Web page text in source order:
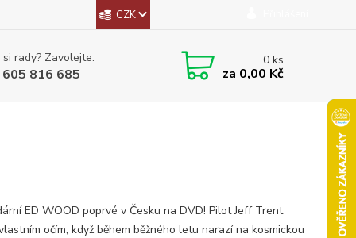
CZK
rady? Zavolejte.
816 685
0ks
za 0,00 Kč
ED WOOD poprvé v Česku na DVD! Pilot Jeff Trent
očím, když během běžného letu narazí na kosmickou